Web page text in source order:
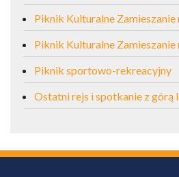
Piknik Kulturalne Zamieszanie
Piknik Kulturalne
Piknik sportowo-rekreacyjny
Ostatni rejs i spotkanie z górą